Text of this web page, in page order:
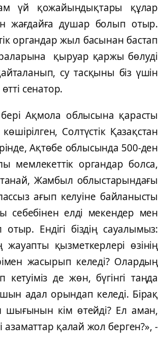
үй қожайындықтары құлар
жағдайға душар болып отыр.
органдар жыл басынан бастап
қыруар қаржы бөлуді
су тасқыны біз үшін
сенатор.
Ақмола облысына қарасты
Солтүстік Қазақстан
Ақтөбе облысында 500-ден
мемлекеттік органдар болса,
Жамбыл облыстарындағы
ағып келуіне байланысты
себебінен елді мекендер мен
Ендігі біздің сауалымыз:
қызметкерлері өзінің
жасырып келеді? Олардың
де жөн, бүгінгі таңда
адал орындап келеді. Бірақ
шығынын кім өтейді? Ел аман,
азаматтар қалай жол берген?», -